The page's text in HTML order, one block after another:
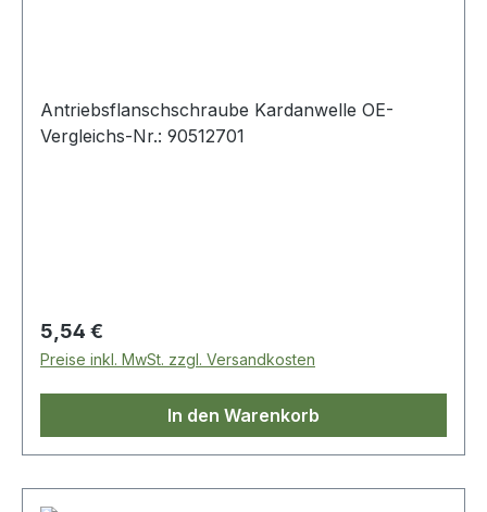
Antriebsflanschschraube Kardanwelle OE-
Vergleichs-Nr.: 90512701
Regulärer Preis:
5,54 €
Preise inkl. MwSt. zzgl. Versandkosten
In den Warenkorb